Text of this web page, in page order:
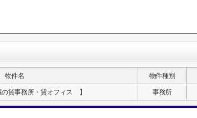
物件名 物件種別
貸事務所・貸オフィス 】 事務所